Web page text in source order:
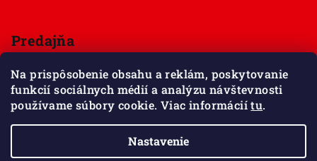
Na prispôsobenie obsahu a reklám, poskytovanie
funkcií sociálnych médií a analýzu návštevnosti
používame súbory cookie. Viac informáciítu.
Nastavenie
Predajňa
Štúrova 33, 949 01 Nitra
Pondelok - Sobota 9:00 - 18:00
Nedeľa - zatvorené
Zobraziť mapu